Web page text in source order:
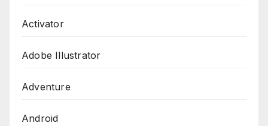
Activator
Adobe Illustrator
Adventure
Android